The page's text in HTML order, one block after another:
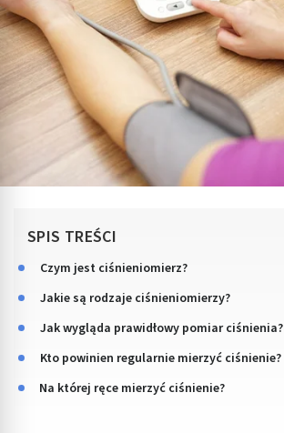
SPIS TREŚCI
Czym jest ciśnieniomierz?
Jakie są rodzaje ciśnieniomierzy?
Jak wygląda prawidłowy pomiar ciśnienia?
Kto powinien regularnie mierzyć ciśnienie?
Na której ręce mierzyć ciśnienie?